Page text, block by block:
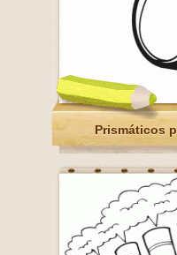
Prismáticos